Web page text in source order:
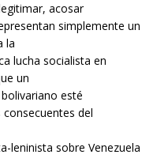
acosar
simplemente un
la
lucha socialista en
un
esté
del
leninista sobre Venezuela